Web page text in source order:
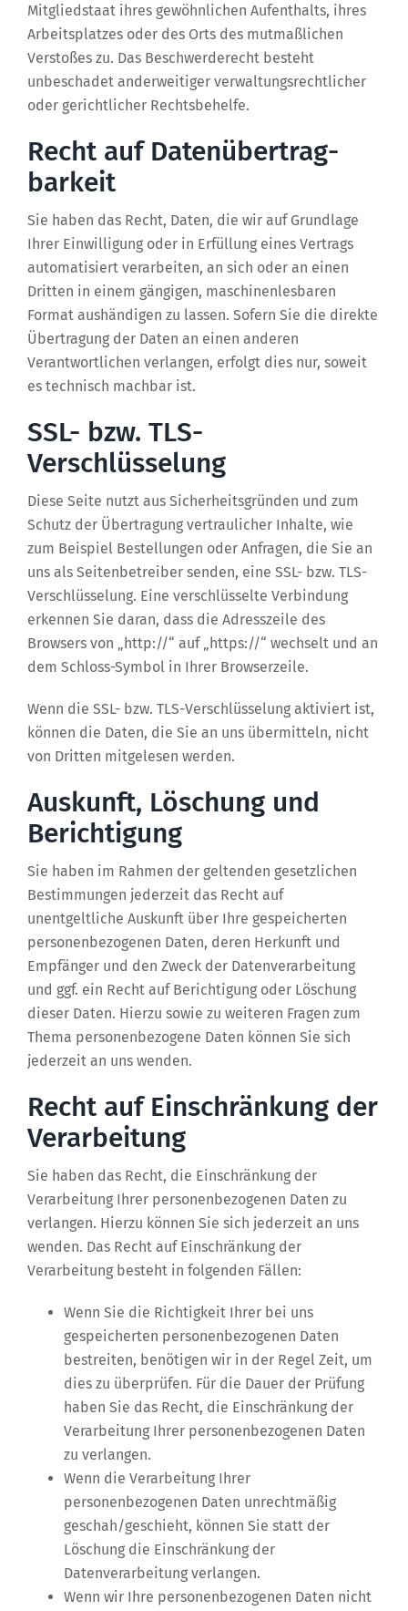
Mitgliedstaat ihres gewöhnlichen Aufenthalts, ihres
Arbeitsplatzes oder des Orts des mutmaßlichen
Verstoßes zu. Das Beschwerderecht besteht
unbeschadet anderweitiger verwaltungsrechtlicher
oder gerichtlicher Rechtsbehelfe.
Recht auf Daten­übertrag­
barkeit
Sie haben das Recht, Daten, die wir auf Grundlage
Ihrer Einwilligung oder in Erfüllung eines Vertrags
automatisiert verarbeiten, an sich oder an einen
Dritten in einem gängigen, maschinenlesbaren
Format aushändigen zu lassen. Sofern Sie die direkte
Übertragung der Daten an einen anderen
Verantwortlichen verlangen, erfolgt dies nur, soweit
es technisch machbar ist.
SSL- bzw. TLS-
Verschlüsselung
Diese Seite nutzt aus Sicherheitsgründen und zum
Schutz der Übertragung vertraulicher Inhalte, wie
zum Beispiel Bestellungen oder Anfragen, die Sie an
uns als Seitenbetreiber senden, eine SSL- bzw. TLS-
Verschlüsselung. Eine verschlüsselte Verbindung
erkennen Sie daran, dass die Adresszeile des
Browsers von „http://“ auf „https://“ wechselt und an
dem Schloss-Symbol in Ihrer Browserzeile.
Wenn die SSL- bzw. TLS-Verschlüsselung aktiviert ist,
können die Daten, die Sie an uns übermitteln, nicht
von Dritten mitgelesen werden.
Auskunft, Löschung und
Berichtigung
Sie haben im Rahmen der geltenden gesetzlichen
Bestimmungen jederzeit das Recht auf
unentgeltliche Auskunft über Ihre gespeicherten
personenbezogenen Daten, deren Herkunft und
Empfänger und den Zweck der Datenverarbeitung
und ggf. ein Recht auf Berichtigung oder Löschung
dieser Daten. Hierzu sowie zu weiteren Fragen zum
Thema personenbezogene Daten können Sie sich
jederzeit an uns wenden.
Recht auf Einschränkung der
Verarbeitung
Sie haben das Recht, die Einschränkung der
Verarbeitung Ihrer personenbezogenen Daten zu
verlangen. Hierzu können Sie sich jederzeit an uns
wenden. Das Recht auf Einschränkung der
Verarbeitung besteht in folgenden Fällen:
Wenn Sie die Richtigkeit Ihrer bei uns
gespeicherten personenbezogenen Daten
bestreiten, benötigen wir in der Regel Zeit, um
dies zu überprüfen. Für die Dauer der Prüfung
haben Sie das Recht, die Einschränkung der
Verarbeitung Ihrer personenbezogenen Daten
zu verlangen.
Wenn die Verarbeitung Ihrer
personenbezogenen Daten unrechtmäßig
geschah/geschieht, können Sie statt der
Löschung die Einschränkung der
Datenverarbeitung verlangen.
Wenn wir Ihre personenbezogenen Daten nicht